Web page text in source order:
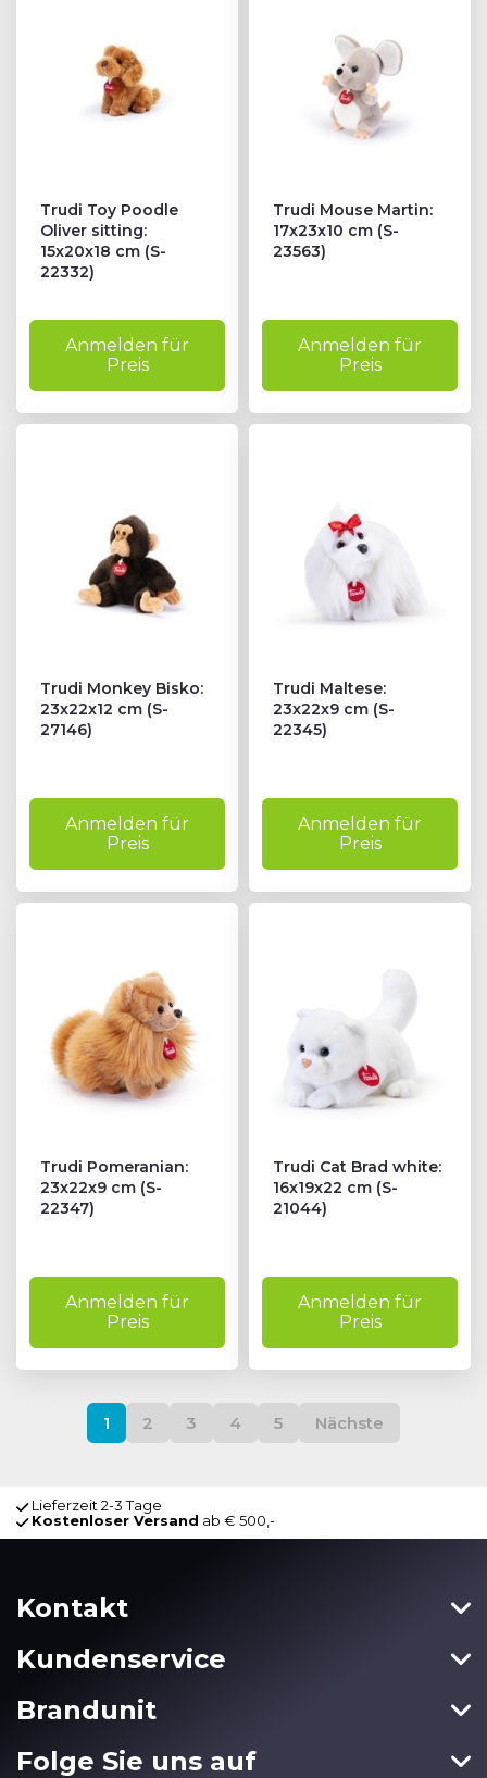
Trudi Toy Poodle
Oliver sitting:
15x20x18 cm (S-
22332)
Anmelden für
Preis
Trudi Mouse Martin:
17x23x10 cm (S-
23563)
Anmelden für
Preis
Trudi Monkey Bisko:
23x22x12 cm (S-
27146)
Anmelden für
Preis
Trudi Maltese:
23x22x9 cm (S-
22345)
Anmelden für
Preis
Trudi Pomeranian:
23x22x9 cm (S-
22347)
Anmelden für
Preis
Trudi Cat Brad white:
16x19x22 cm (S-
21044)
Anmelden für
Preis
1 2 3 4 5 Nächste
Lieferzeit 2-3 Tage
Kostenloser Versand ab € 500,-
Kontakt
Kundenservice
Brandunit
Folge Sie uns auf